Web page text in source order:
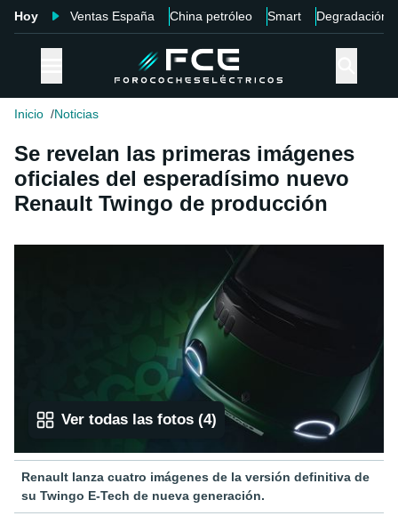
Hoy Ventas España China petróleo Smart Degradación
Inicio Noticias
Se revelan las primeras imágenes
oficiales del esperadísimo nuevo
Renault Twingo de producción
Ver todas las fotos (4)
Renault lanza cuatro imágenes de la versión definitiva de
su Twingo E-Tech de nueva generación.